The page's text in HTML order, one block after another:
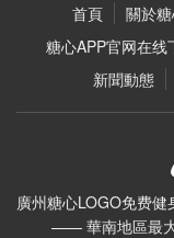
首頁 關於
糖心APP官网在线
新聞動態
廣州糖心LOGO免费健
—— 華南地區最大